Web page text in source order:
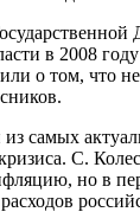
в 2008
о том, что
из самых
С.
но в